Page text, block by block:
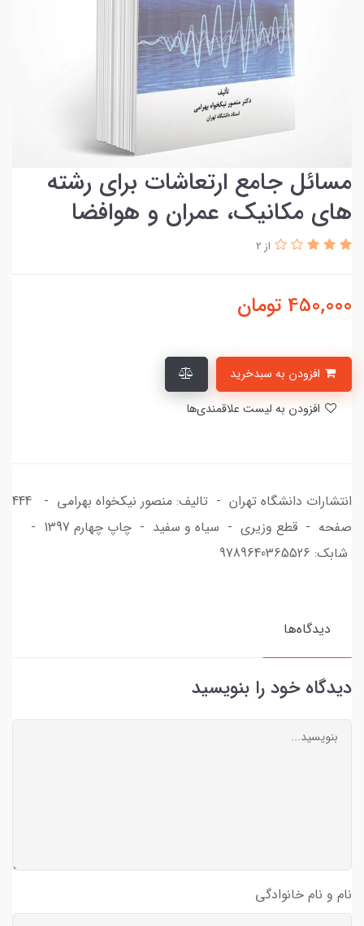
مسائل جامع ارتعاشات برای رشته
های مکانیک، عمران و هوافضا
از 2
450,000 تومان
انتشارات دانشگاه تهران - تالیف: منصور نیکخواه بهرامی - 444
صفحه - قطع وزیری - سیاه و سفید - چاپ چهارم 1397 -
شابک: 9789640365526
دیدگاه‌ها
دیدگاه خود را بنویسید
نام و نام خانوادگی